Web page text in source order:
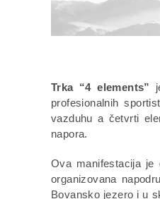
Trka “4 elements”
profesionalnih
vazduhu a četvrti
napora.
Ova manifestacija je
organizovana
Bovansko jezero i u